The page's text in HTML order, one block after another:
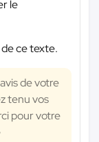
le
ce texte.
de votre
tenu vos
pour votre